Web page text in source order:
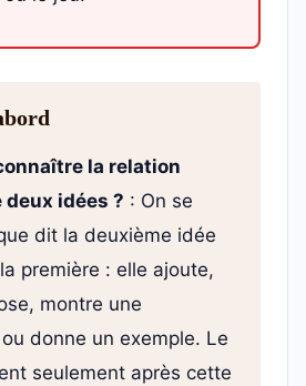
la relation
idées ? : On se
dit la deuxième idée
première : elle ajoute,
montre une
donne un exemple. Le
seulement après cette